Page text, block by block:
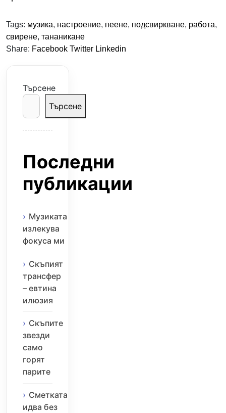
Tags: музика, настроение, пеене, подсвиркване, работа,
свирене, тананикане
Share: Facebook Twitter Linkedin
Търсене
Търсене
Последни
публикации
Музиката
излекува
фокуса ми
Скъпият
трансфер
– евтина
илюзия
Скъпите
звезди
само
горят
парите
Сметката
идва без